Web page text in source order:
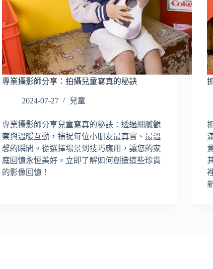
專業攝影師分享：拍攝兒童寫真的秘訣
2024-07-27 兒童
專業攝影師分享兒童寫真的秘訣：透過細膩觀
察與溫暖互動，捕捉每位小朋友最真實、最溫
馨的瞬間。從選擇場景到技巧應用，讓您的家
庭回憶永恆美好。立即了解如何創造這些珍貴
的影像回憶！